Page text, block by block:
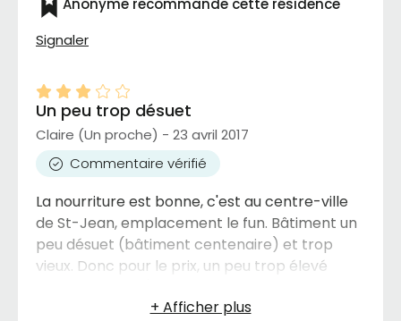
Anonyme recommande cette résidence
Signaler
Un peu trop désuet
Claire (Un proche) - 23 avril 2017
Commentaire vérifié
La nourriture est bonne, c'est au centre-ville
de St-Jean, emplacement le fun. Bâtiment un
peu désuet (bâtiment centenaire) et trop
vieux. Donc pour le prix, un peu trop élevé
quelqu'un qui a un petit budget.